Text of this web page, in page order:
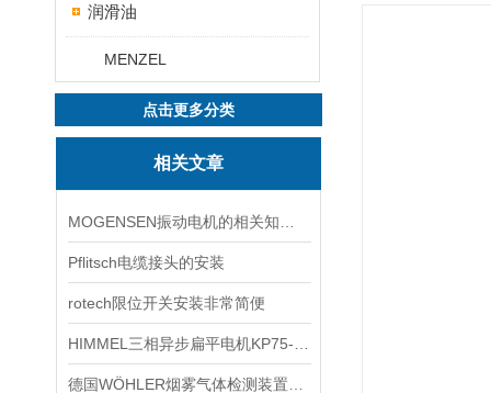
润滑油
MENZEL
点击更多分类
相关文章
Pflitsch电缆接头的安装
rotech限位开关安装非常简便